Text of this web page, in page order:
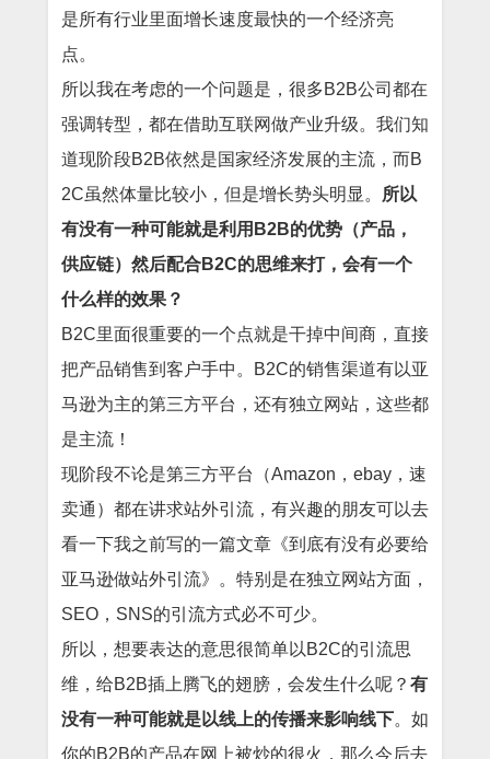
是所有行业里面增长速度最快的一个经济亮
点。
所以我在考虑的一个问题是，很多B2B公司都在
强调转型，都在借助互联网做产业升级。我们知
道现阶段B2B依然是国家经济发展的主流，而B
2C虽然体量比较小，但是增长势头明显。
所以
有没有一种可能就是利用B2B的优势（产品，
供应链）然后配合B2C的思维来打，会有一个
什么样的效果？
B2C里面很重要的一个点就是干掉中间商，直接
把产品销售到客户手中。B2C的销售渠道有以亚
马逊为主的第三方平台，还有独立网站，这些都
是主流！
现阶段不论是第三方平台（Amazon，ebay，速
卖通）都在讲求站外引流，有兴趣的朋友可以去
看一下我之前写的一篇文章 《到底有没有必要给
亚马逊做站外引流》
。特别是在独立网站方面，
SEO，SNS的引流方式必不可少。
所以，想要表达的意思很简单以B2C的引流思
维，给B2B插上腾飞的翅膀，会发生什么呢？ 有
没有一种可能就是以线上的传播来影响线下。如
你的B2B的产品在网上被炒的很火，那么今后去